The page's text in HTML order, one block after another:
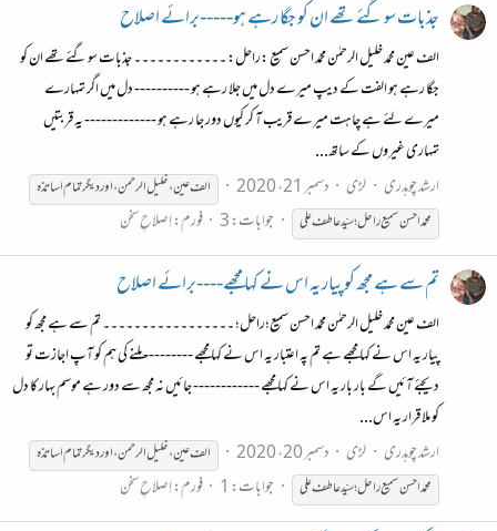
جذبات سو گئے تھے ان کو جگا رہے ہو-----برائے اصلاح
الف عین محمد خلیل الرحمٰن محمّد احسن سمیع :راحل: ۔۔۔۔۔۔۔۔۔۔۔۔ جذبات سو گئے تھے ان کو
جگا رہے ہو الفت کے دیپ میرے دل میں جلا رہے ہو ---------- دل میں اگر تمہارے
میرے لئے ہے چاہت میرے قریب آ کر کیوں دور جا رہے ہو ------------- یہ قربتیں
تمہاری غیروں کے ساتھ...
ارشد چوہدری
لڑی دسمبر 21، 2020
الف عین ، خلیل الرحمن ، اور دیگر تمام اساتذہ
محمّداحسنسمیعراحل؛سیّدعاطفعلی جوابات: 3 فورم:اِصلاحِ سخن
تم سے ہے مجھ کو پیار یہ اس نے کہا مجھے----برائے اصلاح
الف عین محمد خلیل الرحمٰن محمّد احسن سمیع؛راحل؛ ۔۔۔۔۔۔۔۔۔۔۔۔۔۔۔۔۔ تم سے ہے مجھ کو
پیار یہ اس نے کہا مجھے ہے تم پہ اعتبار یہ اس نے کہا مجھے --------- ملنے کی ہم کو آپ اجازت تو
دیجئے آئیں گے بار بار یہ اس نے کہا مجھے ------------ جائیں نہ مجھ سے دور ہے موسم بہار کا دل
کو ملا قرار یہ اس...
ارشد چوہدری
لڑی دسمبر 20، 2020
الف عین ، خلیل الرحمن ، اور دیگر تمام اساتذہ
محمّداحسنسمیعراحل؛سیّدعاطفعلی جوابات: 1 فورم:اِصلاحِ سخن